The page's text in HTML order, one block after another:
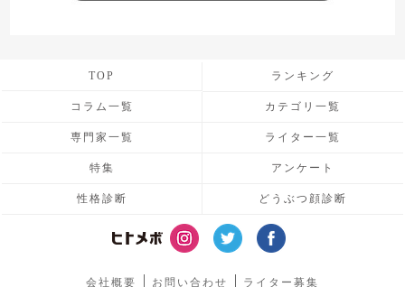
TOP ランキング
コラム一覧 カテゴリ一覧
専門家一覧 ライター一覧
特集 アンケート
性格診断 どうぶつ顔診断
会社概要 お問い合わせ ライター募集